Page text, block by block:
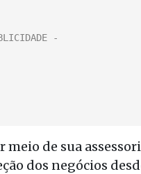
de sua
dos negócios